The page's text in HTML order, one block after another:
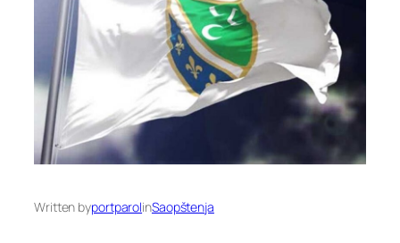
Written byportparolinSaopštenja